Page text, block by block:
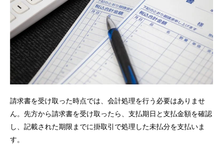
請求書を受け取った時点では、会計処理を行う必要はありませ
ん。先方から請求書を受け取ったら、支払期日と支払金額を確認
し、記載された期限までに掛取引で処理した未払分を支払いま
す。